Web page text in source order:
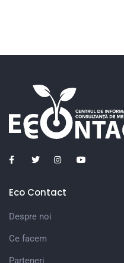
Eco Contact
Despre noi
Ce facem
Parteneri